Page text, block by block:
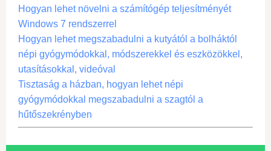
Hogyan lehet növelni a számítógép teljesítményét
Windows 7 rendszerrel
Hogyan lehet megszabadulni a kutyától a bolháktól
népi gyógymódokkal, módszerekkel és eszközökkel,
utasításokkal, videóval
Tisztaság a házban, hogyan lehet népi
gyógymódokkal megszabadulni a szagtól a
hűtőszekrényben